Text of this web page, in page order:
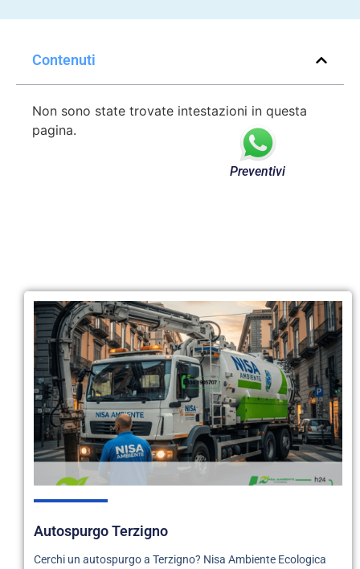
Contenuti
Non sono state trovate intestazioni in questa
pagina.
Autospurgo Terzigno
Cerchi un autospurgo a Terzigno? Nisa Ambiente Ecologica
Preventivi